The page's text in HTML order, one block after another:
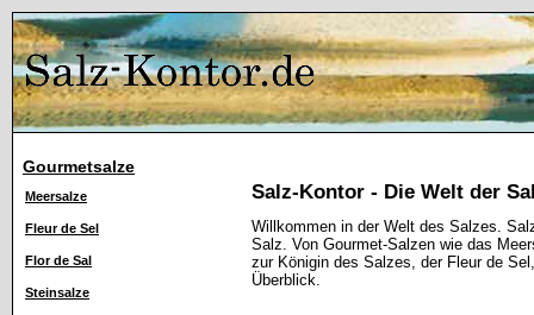
Gourmetsalze
Meersalze
Fleur de Sel
Flor de Sal
Steinsalze
Salz-Kontor - Die Welt der
Willkommen in der Welt des Salzes.
Salz. Von Gourmet-Salzen wie das
zur Königin des Salzes, der Fleur de
Überblick.